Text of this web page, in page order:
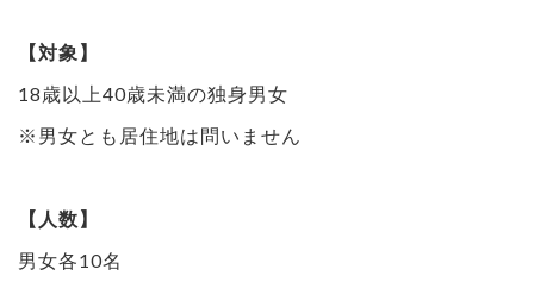
【対象】
18歳以上40歳未満の独身男女
※男女とも居住地は問いません
【人数】
男女各10名